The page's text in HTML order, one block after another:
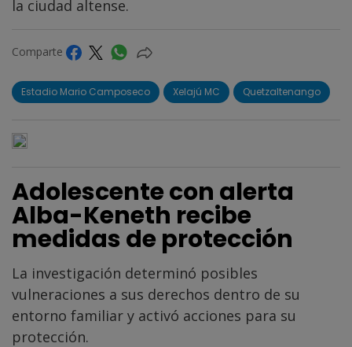
la ciudad altense.
Comparte
Estadio Mario Camposeco Xelajú MC Quetzaltenango
Adolescente con alerta
Alba-Keneth recibe
medidas de protección
La investigación determinó posibles
vulneraciones a sus derechos dentro de su
entorno familiar y activó acciones para su
protección.